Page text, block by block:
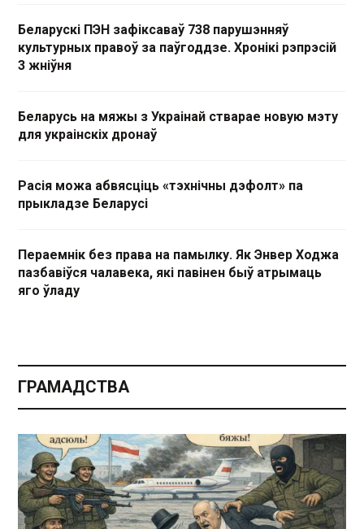
Беларускі ПЭН зафіксаваў 738 парушэнняў
культурных правоў за паўгоддзе. Хронікі рэпрэсій
3 жніўня
Беларусь на мяжы з Украінай стварае новую мэту
для украінскіх дронаў
Расія можа абвясціць «тэхнічны дэфолт» па
прыкладзе Беларусі
Пераемнік без права на памылку. Як Энвер Ходжа
пазбавіўся чалавека, які павінен быў атрымаць
яго ўладу
ГРАМАДСТВА